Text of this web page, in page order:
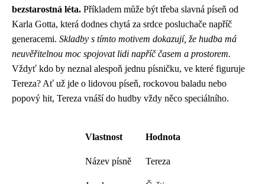
bezstarostná léta. Příkladem může být třeba slavná píseň od
Karla Gotta, která dodnes chytá za srdce posluchače napříč
generacemi. Skladby s tímto motivem dokazují, že hudba má
neuvěřitelnou moc spojovat lidi napříč časem a prostorem.
Vždyť kdo by neznal alespoň jednu písničku, ve které figuruje
Tereza? Ať už jde o lidovou píseň, rockovou baladu nebo
popový hit, Tereza vnáší do hudby vždy něco speciálního.
Vlastnost Hodnota
Název písně Tereza